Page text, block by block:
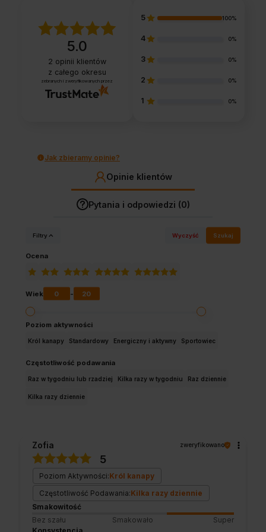
5.0
2 opinii klientów
z całego okresu
zebranych i zweryfikowanych przez
5 100%
4 0%
3 0%
2 0%
1 0%
Jak zbieramy opinie?
Opinie klientów
Pytania i odpowiedzi (0)
Filtry Wyczyść Szukaj
Ocena
Wiek 0 - 20
Poziom aktywności
Król kanapy Standardowy Energiczny i aktywny Sportowiec
Częstotliwość podawania
Raz w tygodniu lub rzadziej Kilka razy w tygodniu Raz dziennie
Kilka razy dziennie
Zofia zweryfikowano
5
Poziom Aktywności:Król kanapy
Częstotliwość Podawania:Kilka razy dziennie
Smakowitość
Bez szału
Smakowało
Super